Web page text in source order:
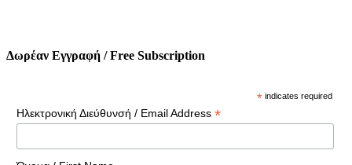
Δωρέαν Εγγραφή / Free Subscription
* indicates required
Ηλεκτρονική Διεύθυνσή / Email Address *